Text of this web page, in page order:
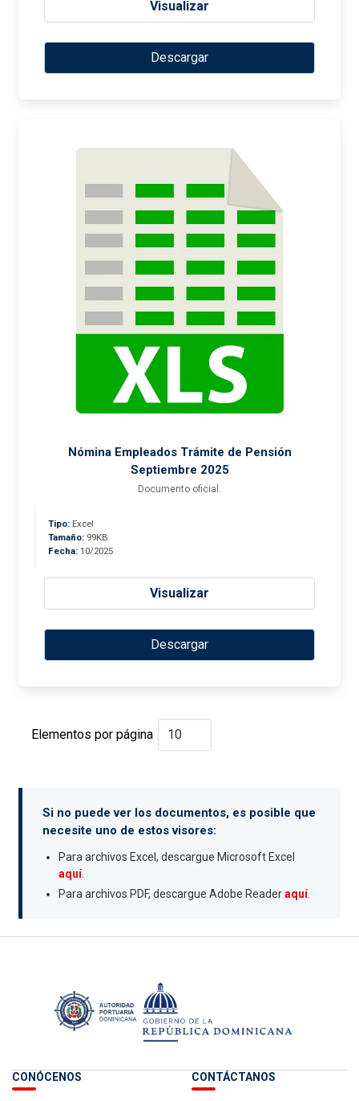
Visualizar
Descargar
Nómina Empleados Trámite de Pensión
Septiembre 2025
Documento oficial.
Tipo: Excel
Tamaño: 99KB
Fecha: 10/2025
Visualizar
Descargar
Elementos por página
Si no puede ver los documentos, es posible que
necesite uno de estos visores:
Para archivos Excel, descargue Microsoft Excel
aquí.
Para archivos PDF, descargue Adobe Readeraquí.
CONÓCENOS CONTÁCTANOS